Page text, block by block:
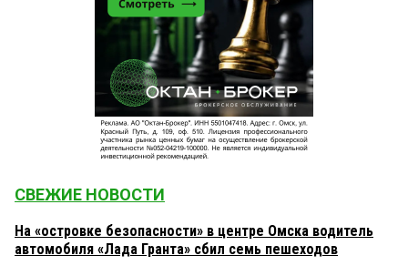
СВЕЖИЕ НОВОСТИ
На «островке безопасности» в центре Омска водитель
автомобиля «Лада Гранта» сбил семь пешеходов